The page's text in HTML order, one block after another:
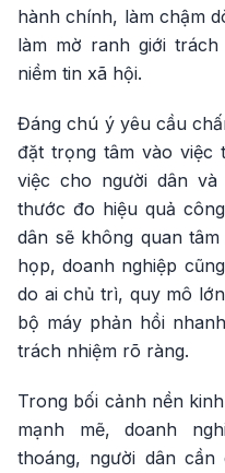
hành chính, làm chậm
làm mờ ranh giới
niềm tin xã hội.
Đáng chú ý yêu cầu
đặt trọng tâm vào việc
việc cho người dân
thước đo hiệu quả
dân sẽ không quan
họp, doanh nghiệp
do ai chủ trì, quy mô
bộ máy phản hồi
trách nhiệm rõ ràng.
Trong bối cảnh nền
mạnh mẽ, doanh
thoáng, người dân